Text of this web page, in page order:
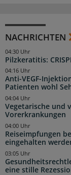
NACHRICHTEN
Pilzkeratitis:
04:30 Uhr
Anti-VEGF-
Patienten wohl
04:16 Uhr
Vegetarische und
Vorerkrankungen
04:04 Uhr
Reiseimpfungen
eingehalten
04:00 Uhr
eine stille
03:05 Uhr